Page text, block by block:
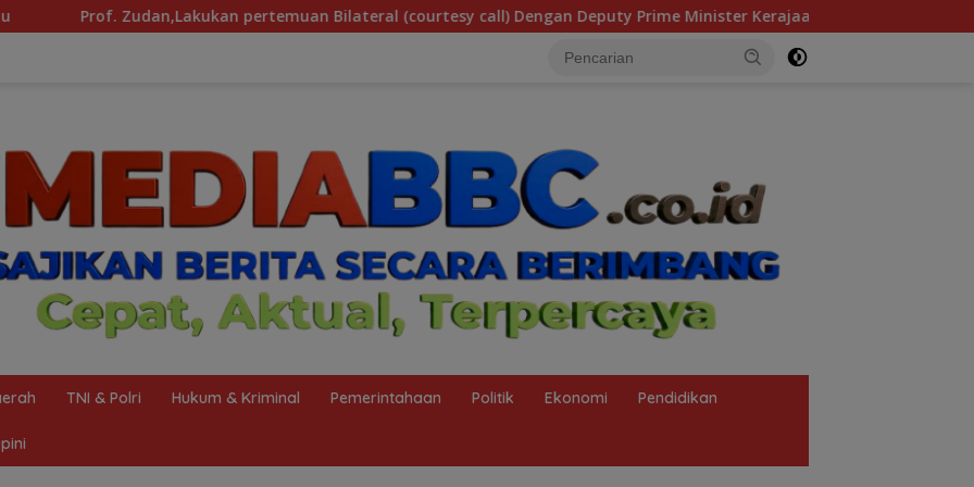
Bilateral (courtesy call) Dengan Deputy Prime Minister Kerajaan Kamboja,BKN Siapkan Indonesia Jadi Pusat Kolaborasi ASN
TNI & Polri Hukum & Kriminal Pemerintahaan Politik Ekonomi Pendidikan